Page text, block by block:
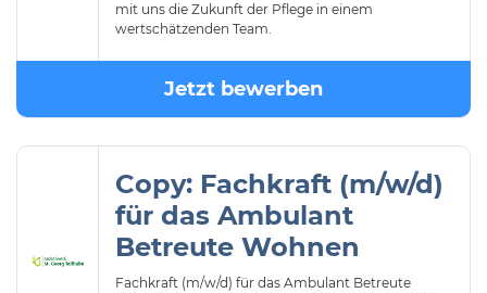
mit uns die Zukunft der Pflege in einem
wertschätzenden Team.
Jetzt bewerben
Copy: Fachkraft (m/w/d)
für das Ambulant
Betreute Wohnen
Fachkraft (m/w/d) für das Ambulant Betreute